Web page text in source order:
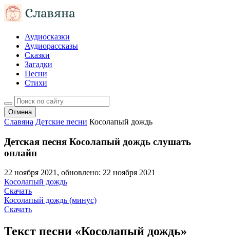
Аудиосказки
Аудиорассказы
Сказки
Загадки
Песни
Стихи
Отмена
Славяна Детские песни Косолапый дождь
Детская песня Косолапый дождь слушать
онлайн
22 ноября 2021, обновлено: 22 ноября 2021
Косолапый дождь
Скачать
Косолапый дождь (минус)
Скачать
Текст песни «Косолапый дождь»